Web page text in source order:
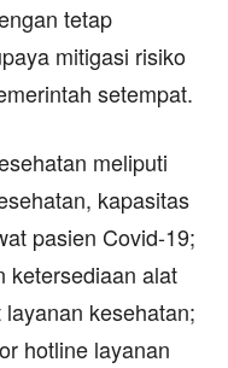
tetap
mitigasi risiko
setempat.
meliputi
kapasitas
pasien Covid-19;
ketersediaan alat
kesehatan;
hotline layanan